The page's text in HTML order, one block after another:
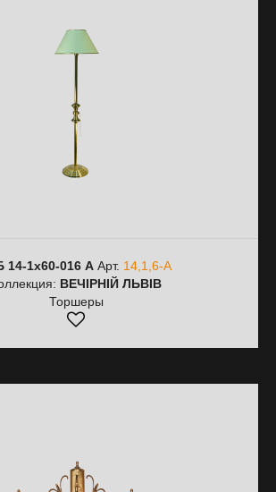
14-1х60-016 А Арт. 14,1,6-А
ВЕЧІРНІЙ ЛЬВІВ
Торшеры